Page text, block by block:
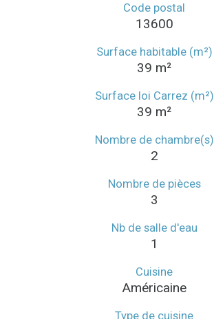
Code postal
13600
Surface habitable (m²)
39 m²
Surface loi Carrez (m²)
39 m²
Nombre de chambre(s)
2
Nombre de pièces
3
Nb de salle d'eau
1
Cuisine
Américaine
Type de cuisine